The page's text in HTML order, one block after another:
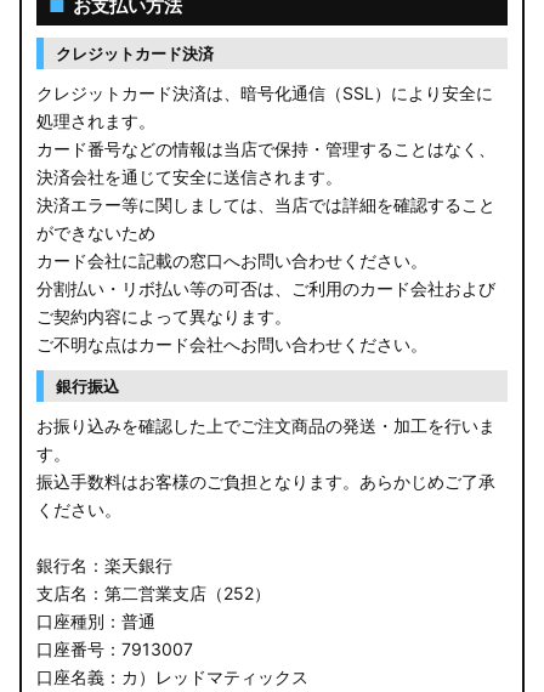
C28 セレナ
B21A デイズルークス
E13 ノート
E12 ノート
B44A/B45A B47A/B48A ルークス ハイウェイスター
JF3/4 N-BOX カスタム
JH3/4 N-WGN
JH1/2 N-WGN
RT5/6 RW1/2 CR-V
RU3/4 ヴェゼル
JW5 S660
■ お支払い方法
クレジットカード決済
クレジットカード決済は、暗号化通信（SSL）により安全に
処理されます。
カード番号などの情報は当店で保持・管理することはなく、
決済会社を通じて安全に送信されます。
決済エラー等に関しましては、当店では詳細を確認すること
ができないため
カード会社に記載の窓口へお問い合わせください。
分割払い・リボ払い等の可否は、ご利用のカード会社および
ご契約内容によって異なります。
ご不明な点はカード会社へお問い合わせください。
銀行振込
お振り込みを確認した上でご注文商品の発送・加工を行いま
す。
振込手数料はお客様のご負担となります。あらかじめご了承
ください。
銀行名：楽天銀行
支店名：第二営業支店（252）
口座種別：普通
口座番号：7913007
口座名義：カ）レッドマティックス